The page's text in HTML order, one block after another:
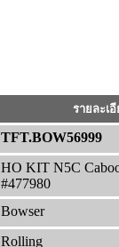
รายละเ
TFT.BOW56999
HO KIT N5C
#477980
Bowser
Rolling